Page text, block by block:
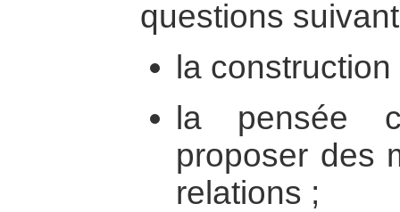
questions
la
la pensée
proposer des
relations ;